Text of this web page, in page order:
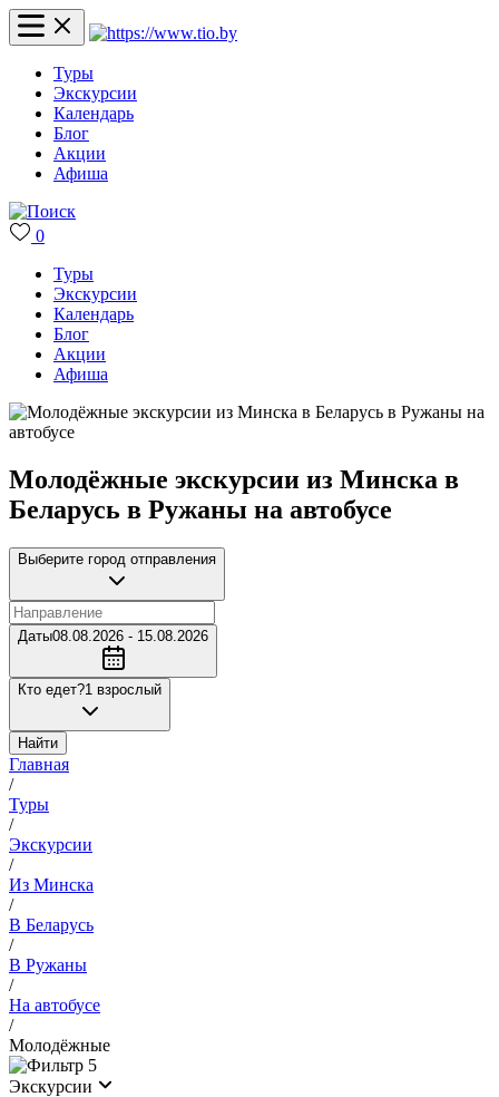
Туры
Экскурсии
Календарь
Блог
Акции
Афиша
0
Туры
Экскурсии
Календарь
Блог
Акции
Афиша
Молодёжные экскурсии из Минска в
Беларусь в Ружаны на автобусе
Выберите город отправления
Даты08.08.2026 - 15.08.2026
Кто едет?1 взрослый
Найти
Главная
/
Туры
/
Экскурсии
/
Из Минска
/
В Беларусь
/
В Ружаны
/
На автобусе
/
Молодёжные
5
Экскурсии